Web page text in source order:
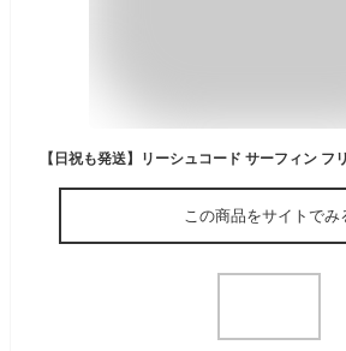
この商品をサイトでみ